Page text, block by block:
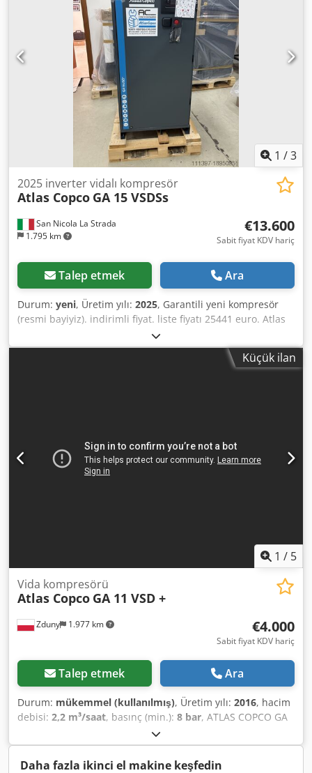
1 /3
San Nicola La Strada
1.795 km
2025 inverter vidalı kompresör
Atlas Copco GA 15 VSDSs
€13.600
Sabit fiyat KDV hariç
Talep etmek Ara
Durum: yeni, Üretim yılı: 2025, Garantili yeni kompresör
(resmi bayiyiz). indirimli fiyat. liste fiyatı 25441 euro. Atlas
Copco kurutucusu ile birleştirme imkanı (mevcut). Son
teknolojik model. temel özellikler: bar maksimum 10 Güç
15kw-20hp hava akışı litre7dk 3000 Cjdpfxewcm His Aptoha
Küçük ilan
1 / 5
Zduny 1.977 km
Vida kompresörü
Atlas Copco GA 11 VSD +
€4.000
Sabit fiyat KDV hariç
Talep etmek Ara
Durum: mükemmel (kullanılmış), Üretim yılı: 2016, hacim
debisi: 2,2 m³/saat, basınç (min.): 8 bar, ATLAS COPCO GA
11 VSD + Vida Kompresörü Değişken devirli (fren sürücülü)
11 kW motor Chsdpeytyh Hjfx Aptea 1,95 m³/dakika
kapasite 13 bar basınç Üretim yılı: 2016 Çalışma saati: 9270
Daha fazla ikinci el makine keşfedin